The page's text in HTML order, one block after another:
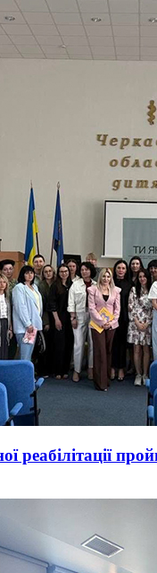
реабілітації